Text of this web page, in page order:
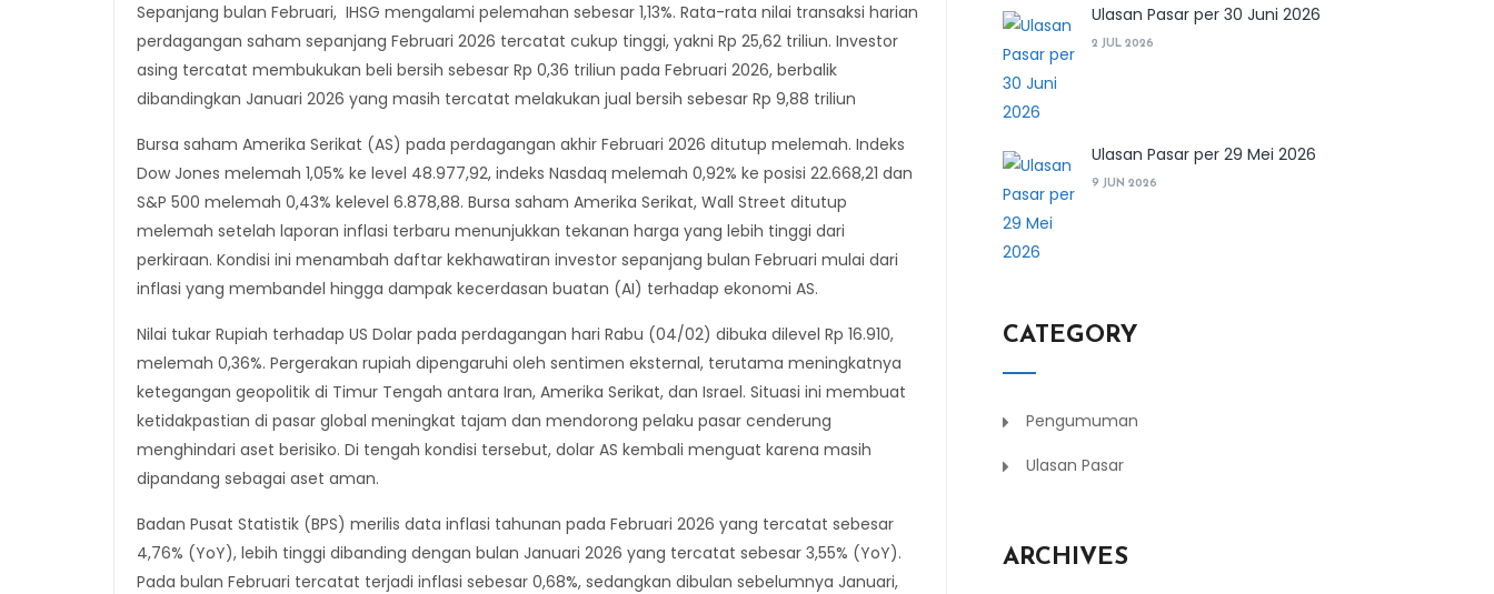
Sepanjang bulan Februari, IHSG mengalami pelemahan sebesar 1,13%. Rata-rata nilai transaksi harian
perdagangan saham sepanjang Februari 2026 tercatat cukup tinggi, yakni Rp 25,62 triliun. Investor
asing tercatat membukukan beli bersih sebesar Rp 0,36 triliun pada Februari 2026, berbalik
dibandingkan Januari 2026 yang masih tercatat melakukan jual bersih sebesar Rp 9,88 triliun
Bursa saham Amerika Serikat (AS) pada perdagangan akhir Februari 2026 ditutup melemah. Indeks
Dow Jones melemah 1,05% ke level 48.977,92, indeks Nasdaq melemah 0,92% ke posisi 22.668,21 dan
S&P 500 melemah 0,43% kelevel 6.878,88. Bursa saham Amerika Serikat, Wall Street ditutup
melemah setelah laporan inflasi terbaru menunjukkan tekanan harga yang lebih tinggi dari
perkiraan. Kondisi ini menambah daftar kekhawatiran investor sepanjang bulan Februari mulai dari
inflasi yang membandel hingga dampak kecerdasan buatan (AI) terhadap ekonomi AS.
Nilai tukar Rupiah terhadap US Dolar pada perdagangan hari Rabu (04/02) dibuka dilevel Rp 16.910,
melemah 0,36%. Pergerakan rupiah dipengaruhi oleh sentimen eksternal, terutama meningkatnya
ketegangan geopolitik di Timur Tengah antara Iran, Amerika Serikat, dan Israel. Situasi ini membuat
ketidakpastian di pasar global meningkat tajam dan mendorong pelaku pasar cenderung
menghindari aset berisiko. Di tengah kondisi tersebut, dolar AS kembali menguat karena masih
dipandang sebagai aset aman.
Badan Pusat Statistik (BPS) merilis data inflasi tahunan pada Februari 2026 yang tercatat sebesar
4,76% (YoY), lebih tinggi dibanding dengan bulan Januari 2026 yang tercatat sebesar 3,55% (YoY).
Pada bulan Februari tercatat terjadi inflasi sebesar 0,68%, sedangkan dibulan sebelumnya Januari,
Ulasan Pasar per 30 Juni 2026
2 JUL 2026
Ulasan Pasar per 29 Mei 2026
9 JUN 2026
CATEGORY
Pengumuman
Ulasan Pasar
ARCHIVES